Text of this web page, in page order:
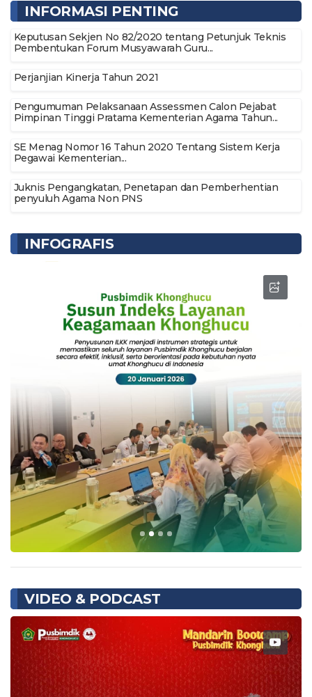
INFORMASI PENTING
Keputusan Sekjen No 82/2020 tentang Petunjuk Teknis
Pembentukan Forum Musyawarah Guru...
Perjanjian Kinerja Tahun 2021
Pengumuman Pelaksanaan Assessmen Calon Pejabat
Pimpinan Tinggi Pratama Kementerian Agama Tahun...
SE Menag Nomor 16 Tahun 2020 Tentang Sistem Kerja
Pegawai Kementerian...
Juknis Pengangkatan, Penetapan dan Pemberhentian
penyuluh Agama Non PNS
INFOGRAFIS
VIDEO & PODCAST